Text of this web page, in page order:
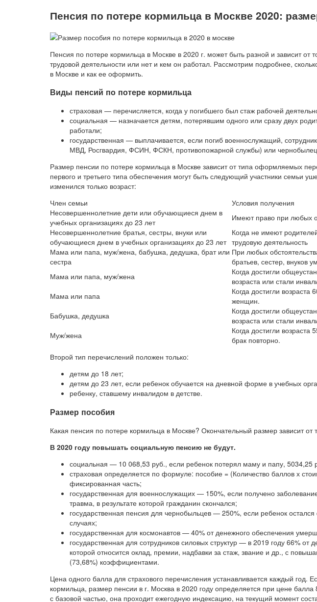
Пенсия по потере кормильца в Москве 2020:
Пенсия по потере кормильца в Москве в 2020 г. может быть разной и зависит от
трудовой деятельности или нет и кем он работал. Рассмотрим подробнее,
в Москве и как ее оформить.
Виды пенсий по потере кормильца
страховая — перечисляется, когда у погибшего был стаж рабочей
социальная — назначается детям, потерявшим одного или сразу двух
работали;
государственная — выплачивается, если погиб военнослужащий,
МВД, Росгвардия, ФСИН, ФСКН, противопожарной службы) или
Размер пенсии по потере кормильца в Москве зависит от типа оформляемых
первого и третьего типа обеспечения могут быть следующий участники семьи
изменился только возраст:
Член семьи
Условия получения
Несовершеннолетние дети или обучающиеся днем в
учебных организациях до 23 лет
Имеют право при любых
Несовершеннолетние братья, сестры, внуки или
обучающиеся днем в учебных организациях до 23 лет
Когда не имеют
трудовую деятельность
Мама или папа, муж/жена, бабушка, дедушка, брат или
сестра
При любых
братьев, сестер, внуков
Мама или папа, муж/жена
Когда достигли
возраста или стали
Мама или папа
Когда достигли
женщин.
Бабушка, дедушка
Когда достигли
возраста или стали
Муж/жена
Когда достигли возраста
брак повторно.
Второй тип перечислений положен только:
детям до 18 лет;
детям до 23 лет, если ребенок обучается на дневной форме в учебных
ребенку, ставшему инвалидом в детстве.
Размер пособия
Какая пенсия по потере кормильца в Москве? Окончательный размер зависит от
В 2020 году повышать социальную пенсию не будут.
социальная — 10 068,53 руб., если ребенок потерял маму и папу, 5034,25
страховая определяется по формуле: пособие = (Количество баллов х
фиксированная часть;
государственная для военнослужащих — 150%, если получено
травма, в результате которой гражданин скончался;
государственная пенсия для чернобыльцев — 250%, если ребенок
случаях;
государственная для космонавтов — 40% от денежного обеспечения
государственная для сотрудников силовых структур — в 2019 году 66% от
которой относится оклад, премии, надбавки за стаж, звание и др., с
(73,68%) коэффициентами.
Цена одного балла для страхового перечисления устанавливается каждый год.
кормильца, размер пенсии в г. Москва в 2020 году определяется при цене
с базовой частью, она проходит ежегодную индексацию, на текущий момент